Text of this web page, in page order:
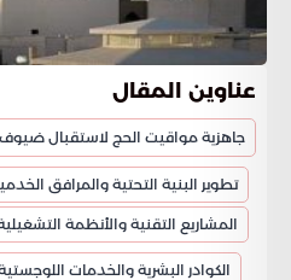
عناوين المقال
جاهزية مواقيت الحج لاستقبال ضيوف
تطوير البنية التحتية والمرافق
المشاريع التقنية والأنظمة
الكوادر البشرية والخدمات